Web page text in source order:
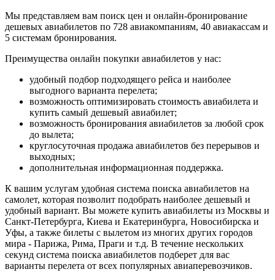
Мы представляем вам поиск цен и онлайн-бронирование
дешевых авиабилетов по 728 авиакомпаниям, 40 авиакассам и
5 системам бронирования.
Преимущества онлайн покупки авиабилетов у нас:
удобный подбор подходящего рейса и наиболее
выгодного варианта перелета;
возможность оптимизировать стоимость авиабилета и
купить самый дешевый авиабилет;
возможность бронирования авиабилетов за любой срок
до вылета;
круглосуточная продажа авиабилетов без перерывов и
выходных;
дополнительная информационная поддержка.
К вашим услугам удобная система поиска авиабилетов на
самолет, которая позволит подобрать наиболее дешевый и
удобный вариант. Вы можете купить авиабилеты из Москвы и
Санкт-Петербурга, Киева и Екатеринбурга, Новосибирска и
Уфы, а также билеты с вылетом из многих других городов
мира - Парижа, Рима, Праги и т.д. В течение нескольких
секунд система поиска авиабилетов подберет для вас
варианты перелета от всех популярных авиаперевозчиков.